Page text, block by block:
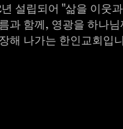
설립되어 "삶을 이웃
과 함께, 영광을 하나님
해 나가는 한인교회입